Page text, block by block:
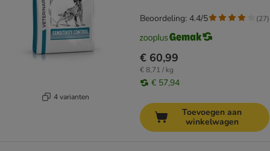
4 varianten
€ 60,99
€ 8,71 / kg
€ 57,94
Beoordeling: 4.4/5 (27)
Toevoegen aan
winkelwagen